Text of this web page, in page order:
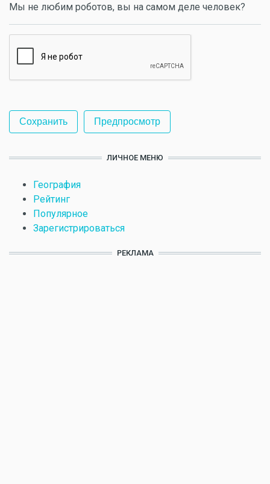
Мы не любим роботов, вы на самом деле человек?
ЛИЧНОЕ МЕНЮ
География
Рейтинг
Популярное
Зарегистрироваться
РЕКЛАМА